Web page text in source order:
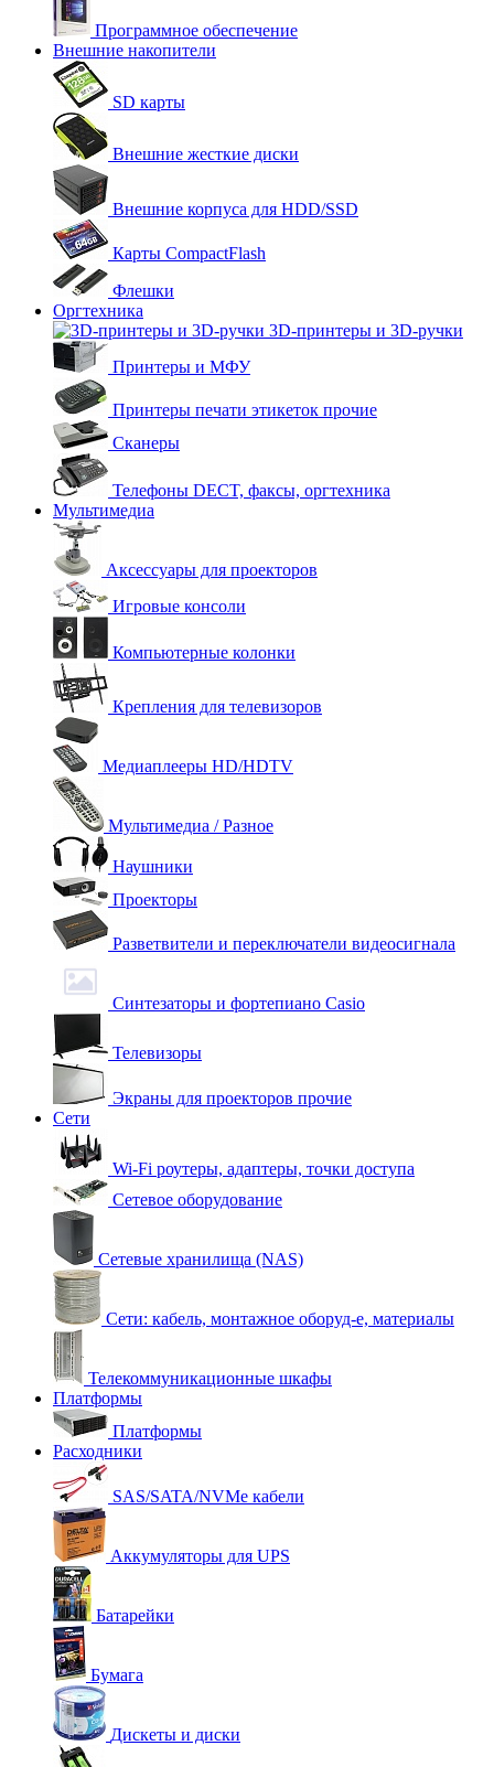
Программное обеспечение
Внешние накопители
SD карты
Внешние жесткие диски
Внешние корпуса для HDD/SSD
Карты CompactFlash
Флешки
Оргтехника
3D-принтеры и 3D-ручки
Принтеры и МФУ
Принтеры печати этикеток прочие
Сканеры
Телефоны DECT, факсы, оргтехника
Мультимедиа
Аксессуары для проекторов
Игровые консоли
Компьютерные колонки
Крепления для телевизоров
Медиаплееры HD/HDTV
Мультимедиа / Разное
Наушники
Проекторы
Разветвители и переключатели видеосигнала
Синтезаторы и фортепиано Casio
Телевизоры
Экраны для проекторов прочие
Сети
Wi-Fi роутеры, адаптеры, точки доступа
Сетевое оборудование
Сетевые хранилища (NAS)
Сети: кабель, монтажное оборуд-е, материалы
Телекоммуникационные шкафы
Платформы
Платформы
Расходники
SAS/SATA/NVMe кабели
Аккумуляторы для UPS
Батарейки
Бумага
Дискеты и диски